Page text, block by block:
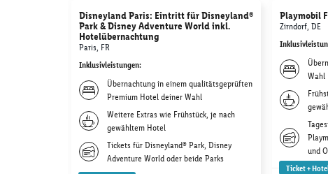
Disneyland Paris: Eintritt für Disneyland®
Park & Disney Adventure World inkl.
Hotelübernachtung
Paris, FR
Inklusivleistungen:
Übernachtung in einem qualitätsgeprüften
Premium Hotel deiner Wahl
Weitere Extras wie Frühstück, je nach
gewähltem Hotel
Tickets für Disneyland® Park, Disney
Adventure World oder beide Parks
Playmobil
Zirndorf, DE
Wahl
und
Ticket +